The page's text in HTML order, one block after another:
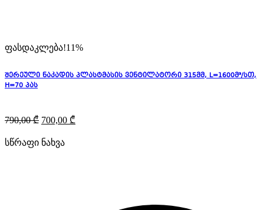
ფასდაკლება!11%
შერეული ნაკადის პლასტმასის ვენტილატორი 315მმ, L=1600მ³/სთ,
H=70 პას
790,00₾ 700,00 ₾
სწრაფი ნახვა